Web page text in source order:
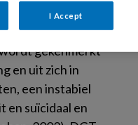
(BPS)
2009; Van
wordt gekenmerkt
en uit zich in
een instabiel
en suïcidaal en
I Accept